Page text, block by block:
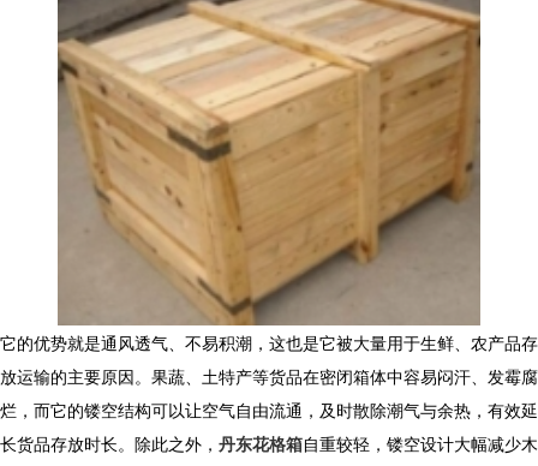
它的优势就是通风透气、不易积潮，这也是它被大量用于生鲜、农产品存
放运输的主要原因。果蔬、土特产等货品在密闭箱体中容易闷汗、发霉腐
烂，而它的镂空结构可以让空气自由流通，及时散除潮气与余热，有效延
长货品存放时长。除此之外， 丹东花格箱自重较轻，镂空设计大幅减少木